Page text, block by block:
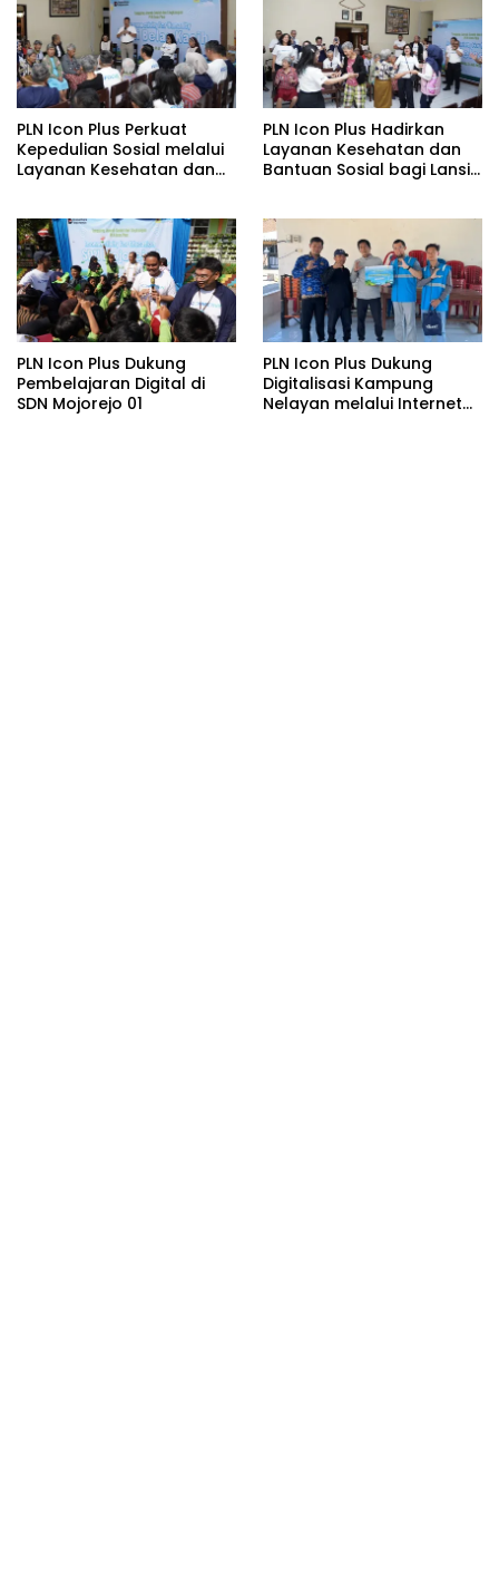
Watudodol/Kalipuro
PLN Icon Plus Perkuat
Kepedulian Sosial melalui
Layanan Kesehatan dan
PLN Icon Plus Hadirkan
Layanan Kesehatan dan
Bantuan Sosial bagi Lansia
PLN Icon Plus Dukung
Pembelajaran Digital di
SDN Mojorejo 01
PLN Icon Plus Dukung
Digitalisasi Kampung
Nelayan melalui Internet